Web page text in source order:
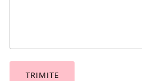
TRIMITE